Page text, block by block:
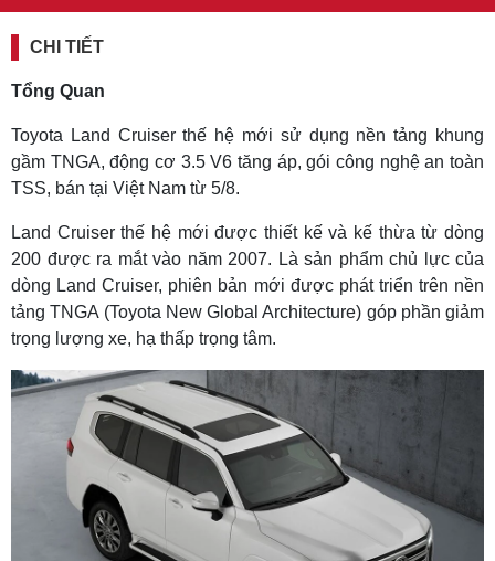
CHI TIẾT
Tổng Quan
Toyota Land Cruiser thế hệ mới sử dụng nền tảng khung
gầm TNGA, động cơ 3.5 V6 tăng áp, gói công nghệ an toàn
TSS, bán tại Việt Nam từ 5/8.
Land Cruiser thế hệ mới được thiết kế và kế thừa từ dòng
200 được ra mắt vào năm 2007. Là sản phẩm chủ lực của
dòng Land Cruiser, phiên bản mới được phát triển trên nền
tảng TNGA (Toyota New Global Architecture) góp phần giảm
trọng lượng xe, hạ thấp trọng tâm.